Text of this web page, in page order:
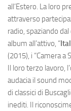
all’Estero. La loro
attraverso
radio, spaziando
album all’attivo, “
(2015), i “Camera a
Il loro terzo lavoro,
audacia il sound
di classici di
inediti. Il